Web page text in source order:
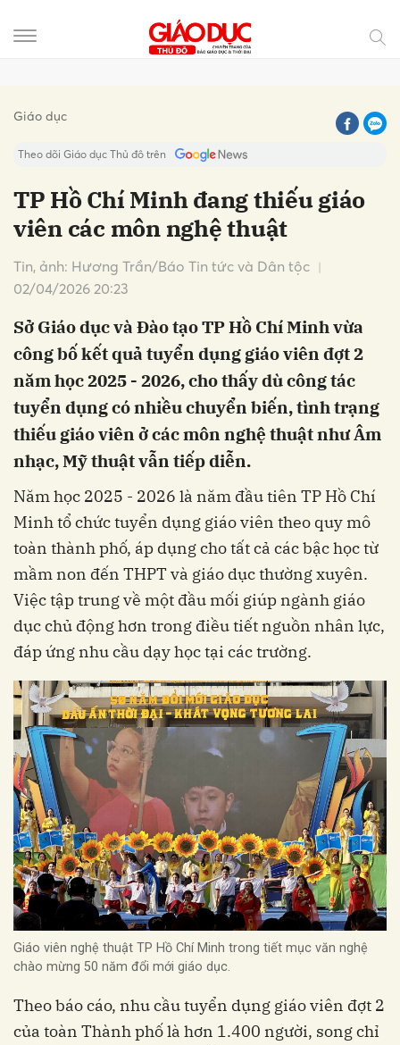
Giáo dục
Theo dõi Giáo dục Thủ đô trên
TP Hồ Chí Minh đang thiếu giáo
viên các môn nghệ thuật
Tin, ảnh: Hương Trần/Báo Tin tức và Dân tộc
02/04/2026 20:23
Sở Giáo dục và Đào tạo TP Hồ Chí Minh vừa
công bố kết quả tuyển dụng giáo viên đợt 2
năm học 2025 - 2026, cho thấy dù công tác
tuyển dụng có nhiều chuyển biến, tình trạng
thiếu giáo viên ở các môn nghệ thuật như Âm
nhạc, Mỹ thuật vẫn tiếp diễn.
Năm học 2025 - 2026 là năm đầu tiên TP Hồ Chí
Minh tổ chức tuyển dụng giáo viên theo quy mô
toàn thành phố, áp dụng cho tất cả các bậc học từ
mầm non đến THPT và giáo dục thường xuyên.
Việc tập trung về một đầu mối giúp ngành giáo
dục chủ động hơn trong điều tiết nguồn nhân lực,
đáp ứng nhu cầu dạy học tại các trường.
Giáo viên nghệ thuật TP Hồ Chí Minh trong tiết mục văn nghệ
chào mừng 50 năm đổi mới giáo dục.
Theo báo cáo, nhu cầu tuyển dụng giáo viên đợt 2
của toàn Thành phố là hơn 1.400 người, song chỉ
Hủy Gửi